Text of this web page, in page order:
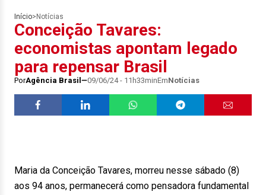
Início> Notícias
Conceição Tavares:
economistas apontam legado
para repensar Brasil
PorAgência Brasil 09/06/24 - 11h33minEmNotícias
Maria da Conceição Tavares, morreu nesse sábado (8)
aos 94 anos, permanecerá como pensadora fundamental